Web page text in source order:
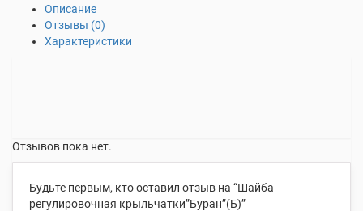
Описание
Отзывы (0)
Характеристики
Отзывов пока нет.
Будьте первым, кто оставил отзыв на “Шайба
регулировочная крыльчатки”Буран”(Б)”